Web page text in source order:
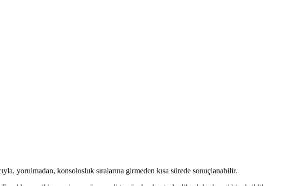
yorulmadan, konsolosluk sıralarına girmeden kısa sürede sonuçlanabilir.